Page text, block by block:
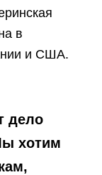
в
и США.
дело
хотим